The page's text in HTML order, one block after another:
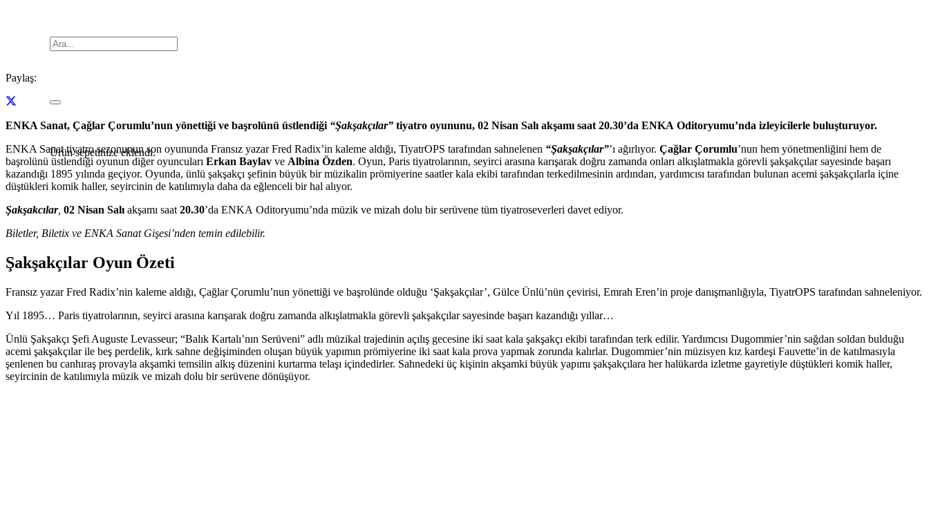
Ürünsepetinize eklendi.
Paylaş:
ENKA Sanat, Çağlar Çorumlu’nun yönettiği ve başrolünü üstlendiği “Şakşakçılar” tiyatro oyununu, 02 Nisan Salı akşamı saat 20.30’da ENKA Oditoryumu’nda izleyicilerle buluşturuyor.
ENKA Sanat tiyatro sezonunun son oyununda Fransız yazar Fred Radix’in kaleme aldığı, TiyatrOPS tarafından sahnelenen “Şakşakçılar”’ı ağırlıyor. Çağlar Çorumlu’nun hem yönetmenliğini hem de
başrolünü üstlendiği oyunun diğer oyuncuları Erkan Baylav ve Albina Özden. Oyun, Paris tiyatrolarının, seyirci arasına karışarak doğru zamanda onları alkışlatmakla görevli şakşakçılar sayesinde başarı
kazandığı 1895 yılında geçiyor. Oyunda, ünlü şakşakçı şefinin büyük bir müzikalin prömiyerine saatler kala ekibi tarafından terkedilmesinin ardından, yardımcısı tarafından bulunan acemi şakşakçılarla içine
düştükleri komik haller, seyircinin de katılımıyla daha da eğlenceli bir hal alıyor.
Şakşakcılar, 02 Nisan Salı akşamı saat 20.30’da ENKA Oditoryumu’nda müzik ve mizah dolu bir serüvene tüm tiyatroseverleri davet ediyor.
Biletler, Biletix ve ENKA Sanat Gişesi’nden temin edilebilir.
Şakşakçılar Oyun Özeti
Fransız yazar Fred Radix’nin kaleme aldığı, Çağlar Çorumlu’nun yönettiği ve başrolünde olduğu ‘Şakşakçılar’, Gülce Ünlü’nün çevirisi, Emrah Eren’in proje danışmanlığıyla, TiyatrOPS tarafından sahneleniyor.
Yıl 1895… Paris tiyatrolarının, seyirci arasına karışarak doğru zamanda alkışlatmakla görevli şakşakçılar sayesinde başarı kazandığı yıllar…
Ünlü Şakşakçı Şefi Auguste Levasseur; “Balık Kartalı’nın Serüveni” adlı müzikal trajedinin açılış gecesine iki saat kala şakşakçı ekibi tarafından terk edilir. Yardımcısı Dugommier’nin sağdan soldan bulduğu
acemi şakşakçılar ile beş perdelik, kırk sahne değişiminden oluşan büyük yapımın prömiyerine iki saat kala prova yapmak zorunda kalırlar. Dugommier’nin müzisyen kız kardeşi Fauvette’in de katılmasıyla
şenlenen bu canhıraş provayla akşamki temsilin alkış düzenini kurtarma telaşı içindedirler. Sahnedeki üç kişinin akşamki büyük yapımı şakşakçılara her halükarda izletme gayretiyle düştükleri komik haller,
seyircinin de katılımıyla müzik ve mizah dolu bir serüvene dönüşüyor.